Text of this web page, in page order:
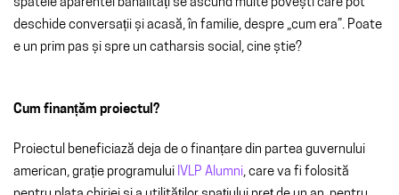
spatele aparentei banalități se ascund multe povești care pot
deschide conversații și acasă, în familie, despre „cum era”. Poate
e un prim pas și spre un catharsis social, cine știe?
Cum finanțăm proiectul?
Proiectul beneficiază deja de o finanțare din partea guvernului
american, grație programului IVLP Alumni, care va fi folosită